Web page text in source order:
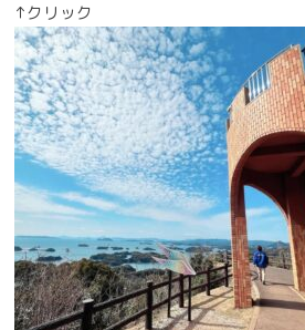
↑クリック